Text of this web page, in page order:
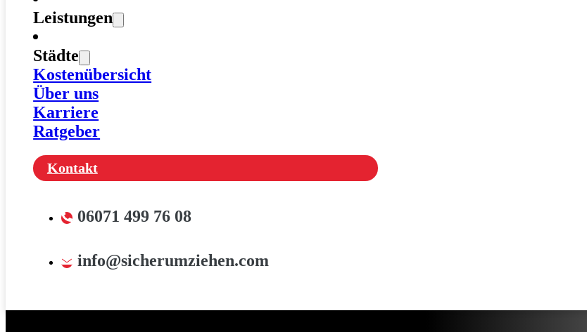
Leistungen
Städte
Kostenübersicht
Über uns
Karriere
Ratgeber
Kontakt
06071 499 76 08
info@sicherumziehen.com